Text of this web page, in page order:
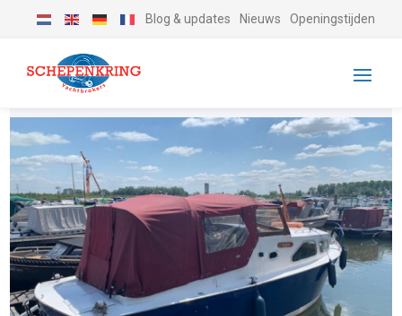
Blog & updates Nieuws Openingstijden